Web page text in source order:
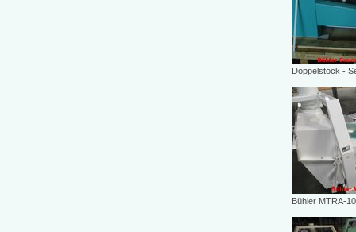
Doppelstock -
Bühler MTRA-